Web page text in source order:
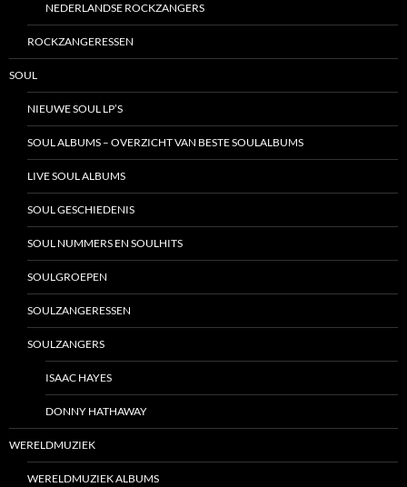
NEDERLANDSE ROCKZANGERS
ROCKZANGERESSEN
SOUL
NIEUWE SOUL LP’S
SOUL ALBUMS – OVERZICHT VAN BESTE SOULALBUMS
LIVE SOUL ALBUMS
SOUL GESCHIEDENIS
SOUL NUMMERS EN SOULHITS
SOULGROEPEN
SOULZANGERESSEN
SOULZANGERS
ISAAC HAYES
DONNY HATHAWAY
WERELDMUZIEK
WERELDMUZIEK ALBUMS